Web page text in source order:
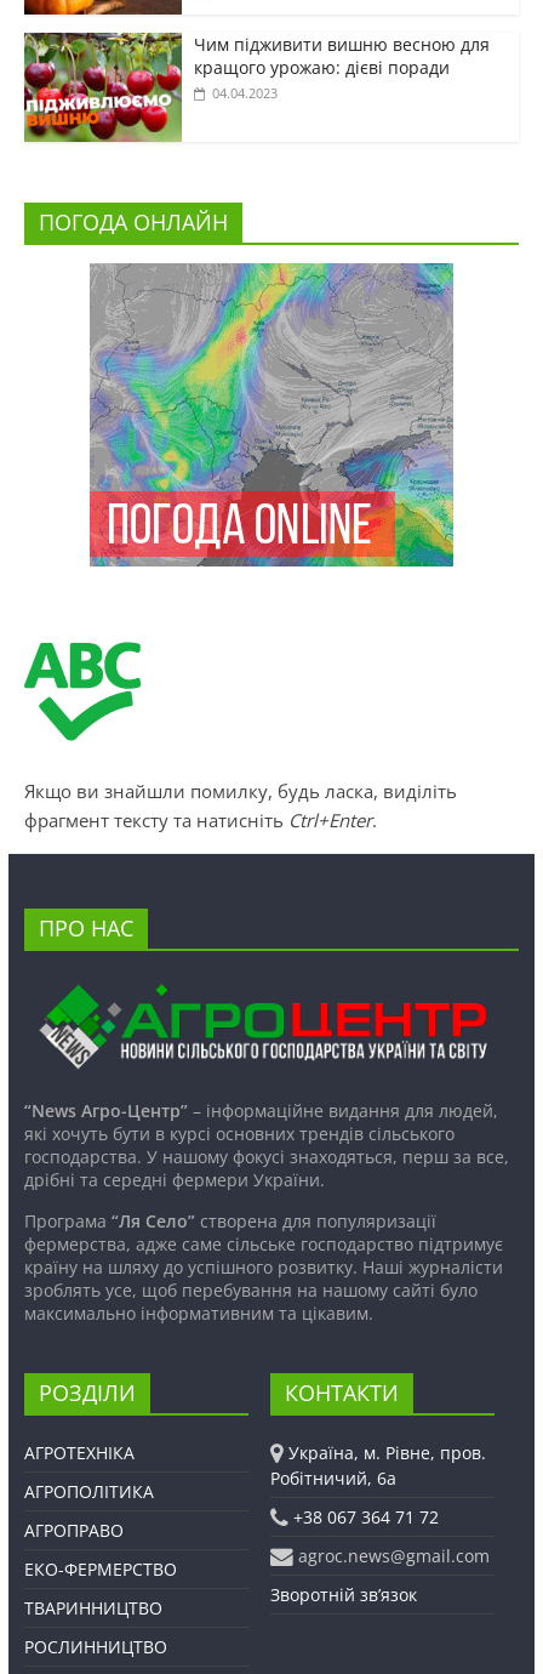
Чим підживити вишню весною для
кращого урожаю: дієві поради
04.04.2023
ПОГОДА ОНЛАЙН
Якщо ви знайшли помилку, будь ласка, виділіть
фрагмент тексту та натисніть Ctrl+Enter.
ПРО НАС
“News Агро-Центр”– інформаційне видання для людей,
які хочуть бути в курсі основних трендів сільського
господарства. У нашому фокусі знаходяться, перш за все,
дрібні та середні фермери України.
Програма “Ля Село”створена для популяризації
фермерства, адже саме сільське господарство підтримує
країну на шляху до успішного розвитку. Наші журналісти
зроблять усе, щоб перебування на нашому сайті було
максимально інформативним та цікавим.
РОЗДІЛИ
АГРОТЕХНІКА
АГРОПОЛІТИКА
АГРОПРАВО
ЕКО-ФЕРМЕРСТВО
ТВАРИННИЦТВО
РОСЛИННИЦТВО
КОНТАКТИ
Україна, м. Рівне, пров.
Робітничий, 6а
+38 067 364 71 72
agroc.news@gmail.com
Зворотній зв’язок